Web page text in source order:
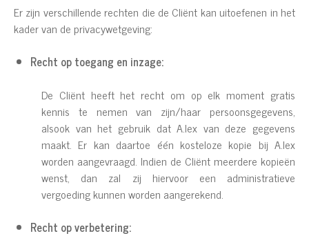
Er zijn verschillende rechten die de Cliënt kan uitoefenen in het
kader van de privacywetgeving:
Recht op toegang en inzage:
De Cliënt heeft het recht om op elk moment gratis
kennis te nemen van zijn/haar persoonsgegevens,
alsook van het gebruik dat A.lex van deze gegevens
maakt. Er kan daartoe één kosteloze kopie bij A.lex
worden aangevraagd. Indien de Cliënt meerdere kopieën
wenst, dan zal zij hiervoor een administratieve
vergoeding kunnen worden aangerekend.
Recht op verbetering: